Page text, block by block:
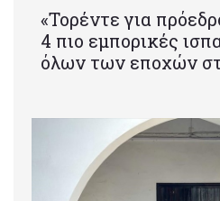
«Τορέντε για
4 πιο εμπορικές
όλων των εποχών